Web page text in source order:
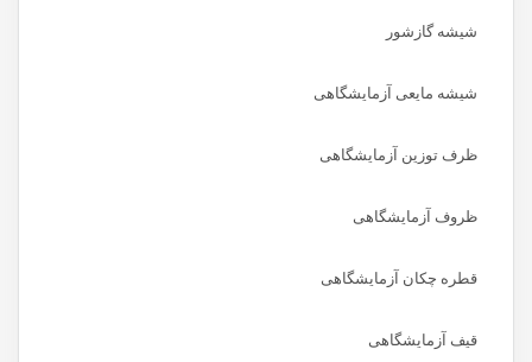
شیشه گازشور
شیشه مایعی آزمایشگاهی
ظرف توزین آزمایشگاهی
ظروف آزمایشگاهی
قطره چکان آزمایشگاهی
قیف آزمایشگاهی